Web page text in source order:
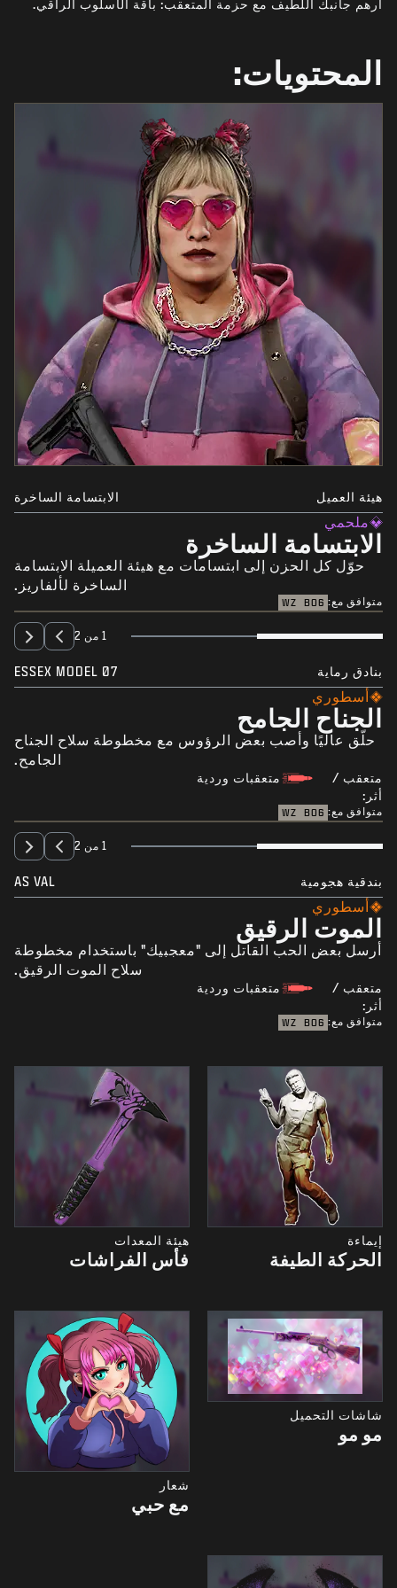
أخبار
الرياضات الإلكترونية
إعداد حساب جديد
أرهم جانبك اللطيف مع حزمة المتعقب: باقة الأسلوب الراقي.
المحتويات:
هيئة العميل الابتسامة الساخرة
ملحمي
الابتسامة الساخرة
حوّل كل الحزن إلى ابتسامات مع هيئة العميلة الابتسامة
الساخرة لألفاريز.
متوافق مع: BO6
WZ
1 من 2
بنادق رماية ESSEX MODEL 07
أسطوري
الجناح الجامح
حلّق عاليًا وأصب بعض الرؤوس مع مخطوطة سلاح الجناح
الجامح.
متعقب /
أثر:
متعقبات وردية
متوافق مع: BO6
WZ
1 من 2
بندقية هجومية AS VAL
أسطوري
الموت الرقيق
أرسل بعض الحب القاتل إلى "معجبيك" باستخدام مخطوطة
سلاح الموت الرقيق.
متعقب /
أثر:
متعقبات وردية
متوافق مع: BO6
WZ
إيماءة
الحركة الطيفة
هيئة المعدات
فأس الفراشات
شاشات التحميل
مو مو
شعار
مع حبي